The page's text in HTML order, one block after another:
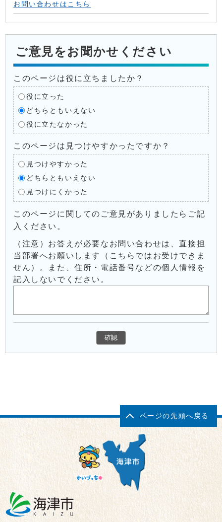
お問い合わせはこちら
ご意見をお聞かせください
このページは役に立ちましたか？
役に立った
どちらともいえない
役に立たなかった
このページは見つけやすかったですか？
見つけやすかった
どちらともいえない
見つけにくかった
このページに関してのご意見がありましたらご記
入ください。
（注意）お答えが必要なお問い合わせは、直接担
当部署へお願いします（こちらではお受けできま
せん）。また、住所・電話番号などの個人情報を
記入しないでください。
ページの先頭へ戻る